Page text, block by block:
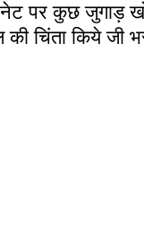
पर कुछ जुगाड़
की चिंता किये